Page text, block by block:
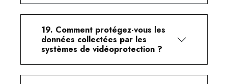
19. Comment protégez-vous les
données collectées par les
systèmes de vidéoprotection ?